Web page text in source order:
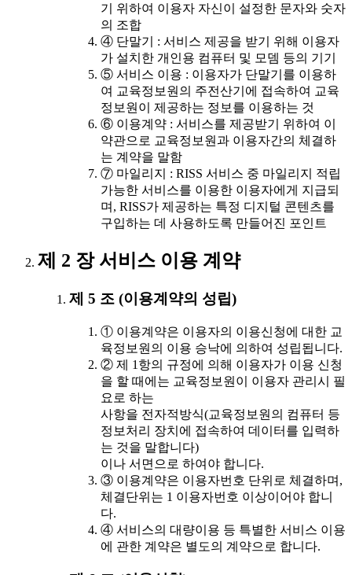
기 위하여 이용자 자신이 설정한 문자와 숫자
의 조합
④ 단말기 : 서비스 제공을 받기 위해 이용자
가 설치한 개인용 컴퓨터 및 모뎀 등의 기기
⑤ 서비스 이용 : 이용자가 단말기를 이용하
여 교육정보원의 주전산기에 접속하여 교육
정보원이 제공하는 정보를 이용하는 것
⑥ 이용계약 : 서비스를 제공받기 위하여 이
약관으로 교육정보원과 이용자간의 체결하
는 계약을 말함
⑦ 마일리지 : RISS 서비스 중 마일리지 적립
가능한 서비스를 이용한 이용자에게 지급되
며, RISS가 제공하는 특정 디지털 콘텐츠를
구입하는 데 사용하도록 만들어진 포인트
제 2 장 서비스 이용 계약
제 5 조 (이용계약의 성립)
① 이용계약은 이용자의 이용신청에 대한 교
육정보원의 이용 승낙에 의하여 성립됩니다.
② 제 1항의 규정에 의해 이용자가 이용 신청
을 할 때에는 교육정보원이 이용자 관리시 필
요로 하는
사항을 전자적방식(교육정보원의 컴퓨터 등
정보처리 장치에 접속하여 데이터를 입력하
는 것을 말합니다)
이나 서면으로 하여야 합니다.
③ 이용계약은 이용자번호 단위로 체결하며,
체결단위는 1 이용자번호 이상이어야 합니
다.
④ 서비스의 대량이용 등 특별한 서비스 이용
에 관한 계약은 별도의 계약으로 합니다.